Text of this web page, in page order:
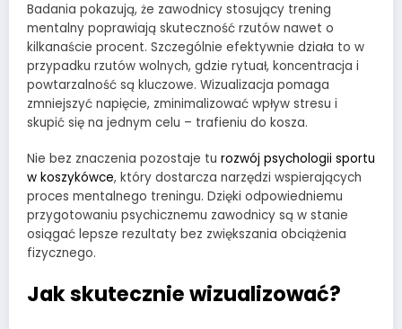
Badania pokazują, że zawodnicy stosujący trening
mentalny poprawiają skuteczność rzutów nawet o
kilkanaście procent. Szczególnie efektywnie działa to w
przypadku rzutów wolnych, gdzie rytuał, koncentracja i
powtarzalność są kluczowe. Wizualizacja pomaga
zmniejszyć napięcie, zminimalizować wpływ stresu i
skupić się na jednym celu – trafieniu do kosza.
Nie bez znaczenia pozostaje tu rozwój psychologii sportu
w koszykówce, który dostarcza narzędzi wspierających
proces mentalnego treningu. Dzięki odpowiedniemu
przygotowaniu psychicznemu zawodnicy są w stanie
osiągać lepsze rezultaty bez zwiększania obciążenia
fizycznego.
Jak skutecznie wizualizować?